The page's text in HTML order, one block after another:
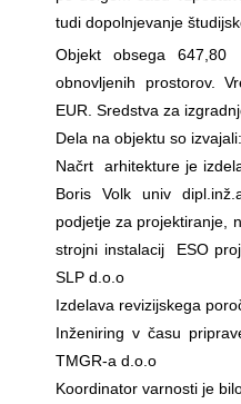
tudi dopolnjevanje
Objekt obsega
obnovljenih prostorov.
EUR. Sredstva za
Dela na objektu so izvajali:
Načrt arhitekture je
Boris Volk univ
podjetje za projektiranje,
strojni instalacij ESO
SLP d.o.o
Izdelava revizijskega
Inženiring v času
TMGR-a d.o.o
Koordinator varnosti je